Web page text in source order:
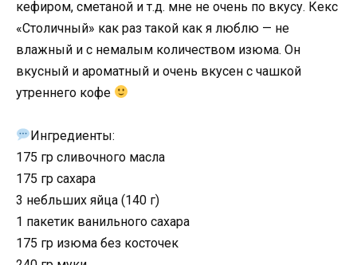
кефиром, сметаной и т.д. мне не очень по вкусу. Кекс
«Столичный» как раз такой как я люблю — не
влажный и с немалым количеством изюма. Он
вкусный и ароматный и очень вкусен с чашкой
утреннего кофе
Ингредиенты:
175 гр сливочного масла
175 гр сахара
3 небльших яйца (140 г)
1 пакетик ванильного сахара
175 гр изюма без косточек